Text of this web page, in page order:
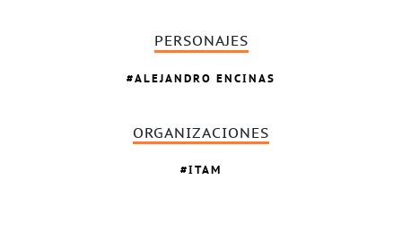
PERSONAJES
ALEJANDRO ENCINAS
ORGANIZACIONES
ITAM